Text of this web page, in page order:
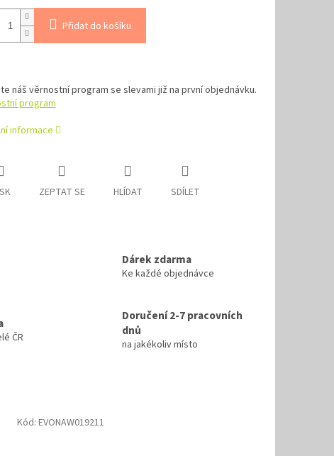
Přidat do košíku
náš věrnostní program se slevami již na první objednávku.
program
informace
ZEPTAT SE HLÍDAT SDÍLET
Dárek zdarma
Ke každé objednávce
ČR
Doručení 2-7 pracovních
dnů
na jakékoliv místo
Kód:EVONAW019211